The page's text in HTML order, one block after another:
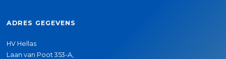
ADRES GEGEVENS
HV Hellas
Laan van Poot 353-A,